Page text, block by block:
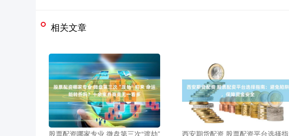
相关文章
股票配资哪家专业 微盘第三次“渡劫” 西安期货配资 股票配资平台选择指